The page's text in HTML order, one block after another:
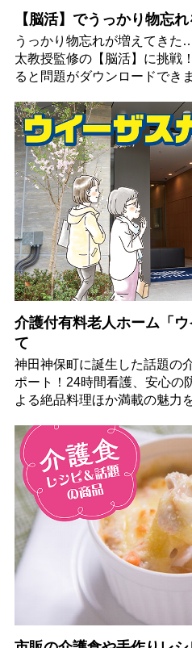
【脳活】でうっかり物忘
うっかり物忘れが増えてきた
太教授監修の【脳活】に挑
ると問題がダウンロードできま
介護付有料老人ホーム「
て
神田神保町に誕生した話題の
ポート！24時間看護、安心の
よる絶品料理ほか満載の魅力